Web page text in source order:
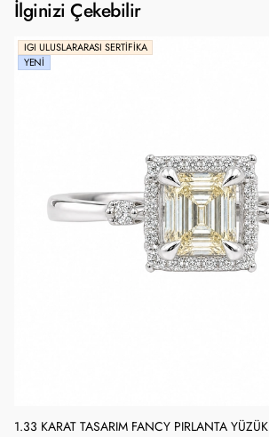
İlginizi Çekebilir
IGI ULUSLARARASI SERTIFIKA
YENI
1.33 KARAT TASARIM FANCY PIRLANTA YÜZÜK